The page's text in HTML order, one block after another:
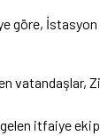
göre,
itfaiye